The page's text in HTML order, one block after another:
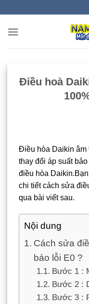
nội
Điều hoà
Điều hòa Daikin âm
thay đổi áp suất
điều hòa
chi tiết cách sửa
qua bài viết sau.
Nội dung
Cách sửa
báo lỗi E0 ?
Bước 1 :
Bước 2 :
Bước 3 :